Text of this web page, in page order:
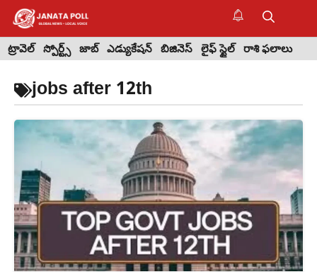
Skip
content
ట్రావెల్ స్పోర్ట్స్ జాబ్ ఎడ్యుకేషన్ బిజినెస్ లైఫ్ స్టైల్ రాశి ఫలాలు
jobs after 12th